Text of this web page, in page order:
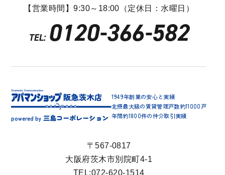
【営業時間】9:30～18:00（定休日：水曜日）
TEL: 0120-366-582
powered by 三島コーポレーション
1949年創業の安心と実績
北摂最大級の賃貸管理戸数約11000戸
年間約1800件の仲介取引実績
〒567-0817
大阪府茨木市別院町4-1
TEL:072-620-1514